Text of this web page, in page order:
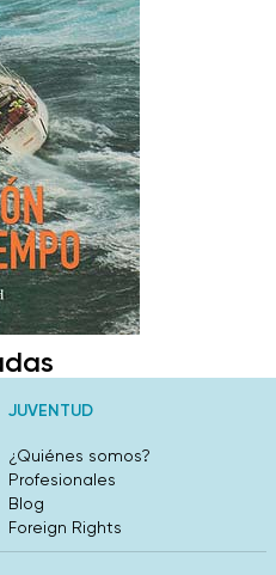
JUVENTUD
¿Quiénes somos?
Profesionales
Blog
Foreign Rights